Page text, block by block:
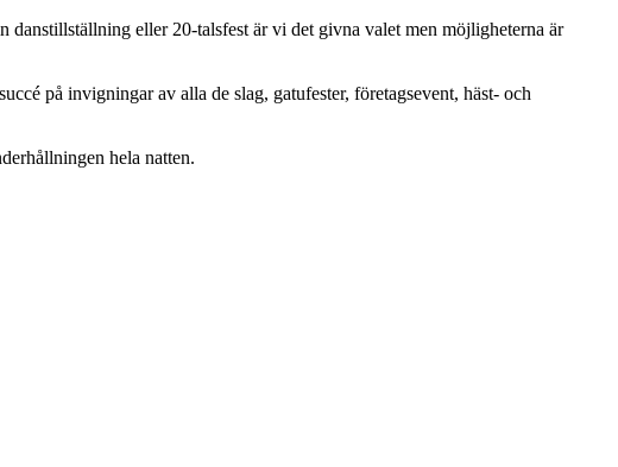
eller 20-talsfest är vi det givna valet men möjligheterna är
på invigningar av alla de slag, gatufester, företagsevent, häst- och
hela natten.